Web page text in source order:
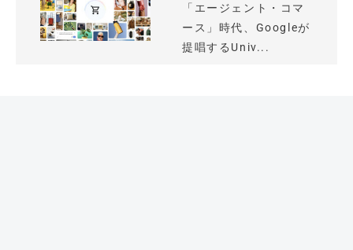
「エージェント・コマ
ース」時代、Googleが
提唱するUniv...